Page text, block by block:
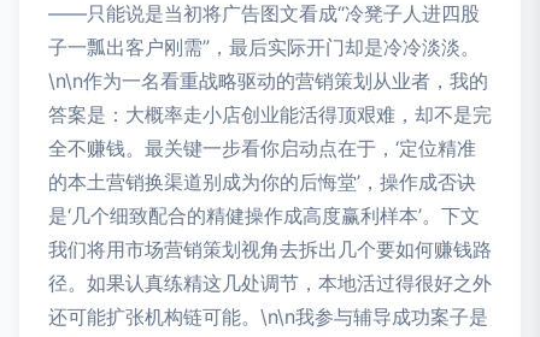
——只能说是当初将广告图文看成“冷凳子人进四股
子一瓢出客户刚需”，最后实际开门却是冷冷淡淡。
\n\n作为一名看重战略驱动的营销策划从业者，我的
答案是：大概率走小店创业能活得顶艰难，却不是完
全不赚钱。最关键一步看你启动点在于，‘定位精准
的本土营销换渠道别成为你的后悔堂’，操作成否诀
是‘几个细致配合的精健操作成高度赢利样本’。下文
我们将用市场营销策划视角去拆出几个要如何赚钱路
径。如果认真练精这几处调节，本地活过得很好之外
还可能扩张机构链可能。\n\n我参与辅导成功案子是